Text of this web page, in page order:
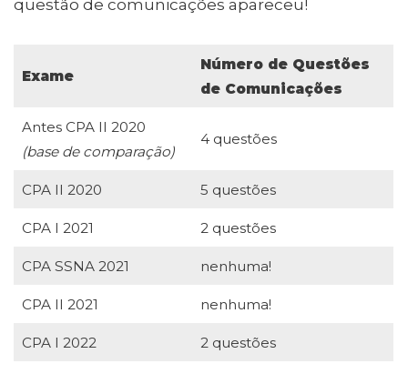
questão de comunicações apareceu!
Exame
Número de Questões
de Comunicações
Antes CPA II 2020
(base de comparação)
4 questões
CPA II 2020 5 questões
CPA I 2021 2 questões
CPA SSNA 2021 nenhuma!
CPA II 2021 nenhuma!
CPA I 2022 2 questões